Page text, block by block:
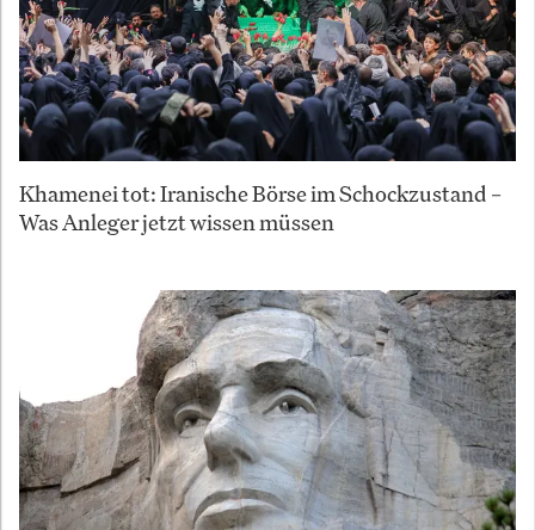
Khamenei tot: Iranische Börse im Schockzustand –
Was Anleger jetzt wissen müssen